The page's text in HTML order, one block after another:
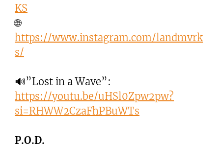
KS
🌐
https://www.instagram.com/landmvrk
s/
🔊”Lost in a Wave”:
https://youtu.be/uHSl0Zpw2pw?
si=RHWW2CzaFhPBuWTs
P.O.D.